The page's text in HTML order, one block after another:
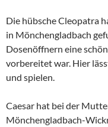
Die hübsche Cleopatra
in Mönchengladbach
Dosenöffnern eine
vorbereitet war. Hier
und spielen.
Caesar hat bei der
Mönchengladbach-